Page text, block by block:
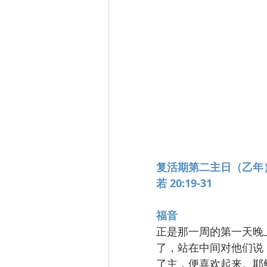
复活期第二主日（乙
若 20:19-31
福音
正是那一周的第一天
了，站在中间对他们
了主，便喜欢起来。